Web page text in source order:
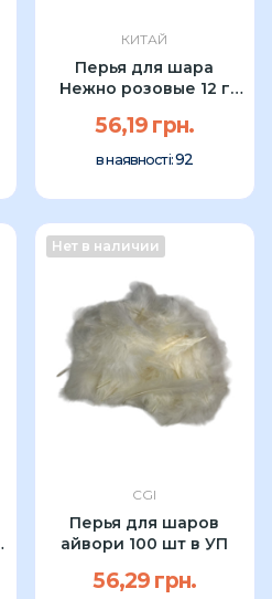
КИТАЙ
Перья для шара
Нежно розовые 12 г
56,19 грн.
в наявності:92
Нет в наличии
CGI
Перья для шаров
айвори 100 шт в УП
56,29 грн.